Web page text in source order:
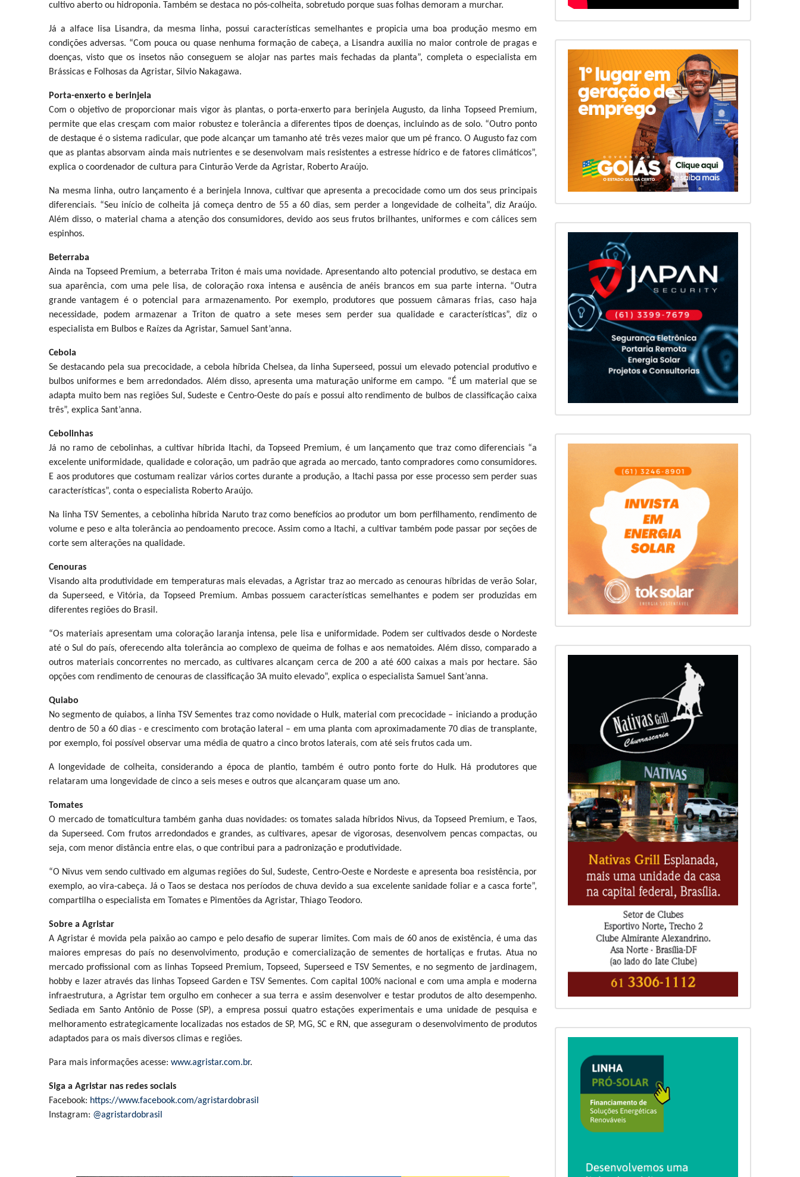
cultivo aberto ou hidroponia. Também se destaca no pós-colheita, sobretudo porque suas folhas demoram a murchar.
Já a alface lisa Lisandra, da mesma linha, possui características semelhantes e propicia uma boa produção mesmo em
condições adversas. “Com pouca ou quase nenhuma formação de cabeça, a Lisandra auxilia no maior controle de pragas e
doenças, visto que os insetos não conseguem se alojar nas partes mais fechadas da planta”, completa o especialista em
Brássicas e Folhosas da Agristar, Silvio Nakagawa.
Porta-enxerto e berinjela
Com o objetivo de proporcionar mais vigor às plantas, o porta-enxerto para berinjela Augusto, da linha Topseed Premium,
permite que elas cresçam com maior robustez e tolerância a diferentes tipos de doenças, incluindo as de solo. “Outro ponto
de destaque é o sistema radicular, que pode alcançar um tamanho até três vezes maior que um pé franco. O Augusto faz com
que as plantas absorvam ainda mais nutrientes e se desenvolvam mais resistentes a estresse hídrico e de fatores climáticos”,
explica o coordenador de cultura para Cinturão Verde da Agristar, Roberto Araújo.
Na mesma linha, outro lançamento é a berinjela Innova, cultivar que apresenta a precocidade como um dos seus principais
diferenciais. “Seu início de colheita já começa dentro de 55 a 60 dias, sem perder a longevidade de colheita”, diz Araújo.
Além disso, o material chama a atenção dos consumidores, devido aos seus frutos brilhantes, uniformes e com cálices sem
espinhos.
Beterraba
Ainda na Topseed Premium, a beterraba Triton é mais uma novidade. Apresentando alto potencial produtivo, se destaca em
sua aparência, com uma pele lisa, de coloração roxa intensa e ausência de anéis brancos em sua parte interna. “Outra
grande vantagem é o potencial para armazenamento. Por exemplo, produtores que possuem câmaras frias, caso haja
necessidade, podem armazenar a Triton de quatro a sete meses sem perder sua qualidade e características”, diz o
especialista em Bulbos e Raízes da Agristar, Samuel Sant’anna.
Cebola
Se destacando pela sua precocidade, a cebola híbrida Chelsea, da linha Superseed, possui um elevado potencial produtivo e
bulbos uniformes e bem arredondados. Além disso, apresenta uma maturação uniforme em campo. “É um material que se
adapta muito bem nas regiões Sul, Sudeste e Centro-Oeste do país e possui alto rendimento de bulbos de classificação caixa
três”, explica Sant’anna.
Cebolinhas
Já no ramo de cebolinhas, a cultivar híbrida Itachi, da Topseed Premium, é um lançamento que traz como diferenciais “a
excelente uniformidade, qualidade e coloração, um padrão que agrada ao mercado, tanto compradores como consumidores.
E aos produtores que costumam realizar vários cortes durante a produção, a Itachi passa por esse processo sem perder suas
características”, conta o especialista Roberto Araújo.
Na linha TSV Sementes, a cebolinha híbrida Naruto traz como benefícios ao produtor um bom perfilhamento, rendimento de
volume e peso e alta tolerância ao pendoamento precoce. Assim como a Itachi, a cultivar também pode passar por seções de
corte sem alterações na qualidade.
Cenouras
Visando alta produtividade em temperaturas mais elevadas, a Agristar traz ao mercado as cenouras híbridas de verão Solar,
da Superseed, e Vitória, da Topseed Premium. Ambas possuem características semelhantes e podem ser produzidas em
diferentes regiões do Brasil.
“Os materiais apresentam uma coloração laranja intensa, pele lisa e uniformidade. Podem ser cultivados desde o Nordeste
até o Sul do país, oferecendo alta tolerância ao complexo de queima de folhas e aos nematoides. Além disso, comparado a
outros materiais concorrentes no mercado, as cultivares alcançam cerca de 200 a até 600 caixas a mais por hectare. São
opções com rendimento de cenouras de classificação 3A muito elevado”, explica o especialista Samuel Sant’anna.
Quiabo
No segmento de quiabos, a linha TSV Sementes traz como novidade o Hulk, material com precocidade – iniciando a produção
dentro de 50 a 60 dias - e crescimento com brotação lateral – em uma planta com aproximadamente 70 dias de transplante,
por exemplo, foi possível observar uma média de quatro a cinco brotos laterais, com até seis frutos cada um.
A longevidade de colheita, considerando a época de plantio, também é outro ponto forte do Hulk. Há produtores que
relataram uma longevidade de cinco a seis meses e outros que alcançaram quase um ano.
Tomates
O mercado de tomaticultura também ganha duas novidades: os tomates salada híbridos Nivus, da Topseed Premium, e Taos,
da Superseed. Com frutos arredondados e grandes, as cultivares, apesar de vigorosas, desenvolvem pencas compactas, ou
seja, com menor distância entre elas, o que contribui para a padronização e produtividade.
“O Nivus vem sendo cultivado em algumas regiões do Sul, Sudeste, Centro-Oeste e Nordeste e apresenta boa resistência, por
exemplo, ao vira-cabeça. Já o Taos se destaca nos períodos de chuva devido a sua excelente sanidade foliar e a casca forte”,
compartilha o especialista em Tomates e Pimentões da Agristar, Thiago Teodoro.
Sobre a Agristar
A Agristar é movida pela paixão ao campo e pelo desafio de superar limites. Com mais de 60 anos de existência, é uma das
maiores empresas do país no desenvolvimento, produção e comercialização de sementes de hortaliças e frutas. Atua no
mercado profissional com as linhas Topseed Premium, Topseed, Superseed e TSV Sementes, e no segmento de jardinagem,
hobby e lazer através das linhas Topseed Garden e TSV Sementes. Com capital 100% nacional e com uma ampla e moderna
infraestrutura, a Agristar tem orgulho em conhecer a sua terra e assim desenvolver e testar produtos de alto desempenho.
Sediada em Santo Antônio de Posse (SP), a empresa possui quatro estações experimentais e uma unidade de pesquisa e
melhoramento estrategicamente localizadas nos estados de SP, MG, SC e RN, que asseguram o desenvolvimento de produtos
adaptados para os mais diversos climas e regiões.
Para mais informações acesse: www.agristar.com.br.
Siga a Agristar nas redes sociais
Facebook: https://www.facebook.com/agristardobrasil
Instagram: @agristardobrasil